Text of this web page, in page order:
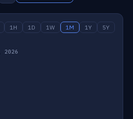
1H 1D 1W 1M 1Y 5Y
2026